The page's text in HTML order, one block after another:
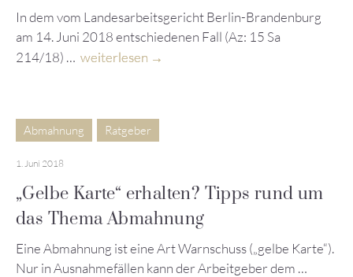
In dem vom Landesarbeitsgericht Berlin-Brandenburg
am 14. Juni 2018 entschiedenen Fall (Az: 15 Sa
214/18) … weiterlesen
Abmahnung Ratgeber
1. Juni 2018
„Gelbe Karte“ erhalten? Tipps rund um
das Thema Abmahnung
Eine Abmahnung ist eine Art Warnschuss („gelbe Karte“).
Nur in Ausnahmefällen kann der Arbeitgeber dem …